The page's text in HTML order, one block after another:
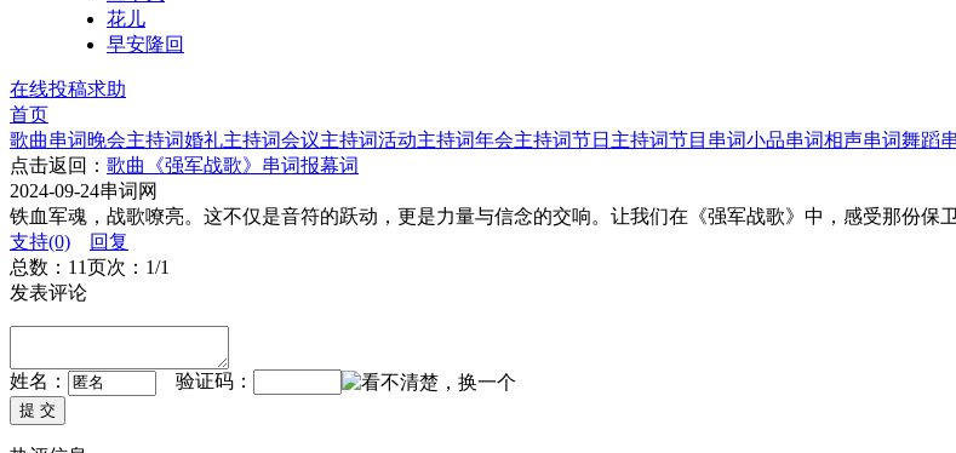
花儿
早安隆回
在线投稿求助
首页
歌曲串词晚会主持词婚礼主持词会议主持词活动主持词年会主持词节日主持词节目串词小品串词相声串词舞蹈
点击返回： 歌曲《强军战歌》串词报幕词
2024-09-24串词网
铁血军魂，战歌嘹亮。这不仅是音符的跃动，更是力量与信念的交响。让我们在《强军战歌》中，感受那份
支持(0)
回复
总数：1 1页次：1/1
发表评论
姓名： 验证码：